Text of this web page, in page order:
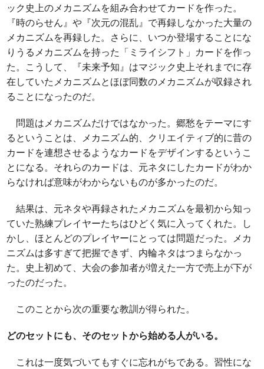
ック史上のメカニズムを組み合わせてカードを作った。
『時のらせん』や『次元の混乱』で再録しなかった大量の
メカニズムを再録した。さらに、いつか登場することにな
りうるメカニズムを持った「ミライシフト」カードを作っ
た。こうして、『未来予知』はマジック史上それまでに存
在していたメカニズムとほぼ同数のメカニズムが収録され
ることになったのだ。
問題はメカニズムだけではなかった。郷愁をテーマにす
るということは、メカニズム的、クリエイティブ的に昔の
カードを連想させるようなカードをデザインするというこ
とになる。それらのカードは、元ネタにしたカードがわか
らなければ意味がわからないものが多かったのだ。
結果は、元ネタや再録されたメカニズムを最初から知っ
ていた熟練プレイヤーたちはひどく気に入ってくれた。し
かし、ほとんどのプレイヤーにとっては問題だった。メカ
ニズムは多すぎて把握できず、内輪ネタはつまらなかっ
た。史上初めて、大会の参加者が増えた一方で売上が下が
ったのだった。
このことから次の重要な教訓が得られた。
どのセットにも、そのセットから始める人がいる。
これは一度気づいてもすぐに忘れがちである。習性にな